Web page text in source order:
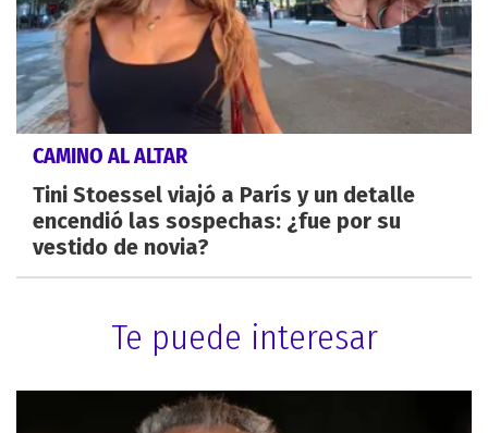
CAMINO AL ALTAR
Tini Stoessel viajó a París y un detalle
encendió las sospechas: ¿fue por su
vestido de novia?
Te puede interesar